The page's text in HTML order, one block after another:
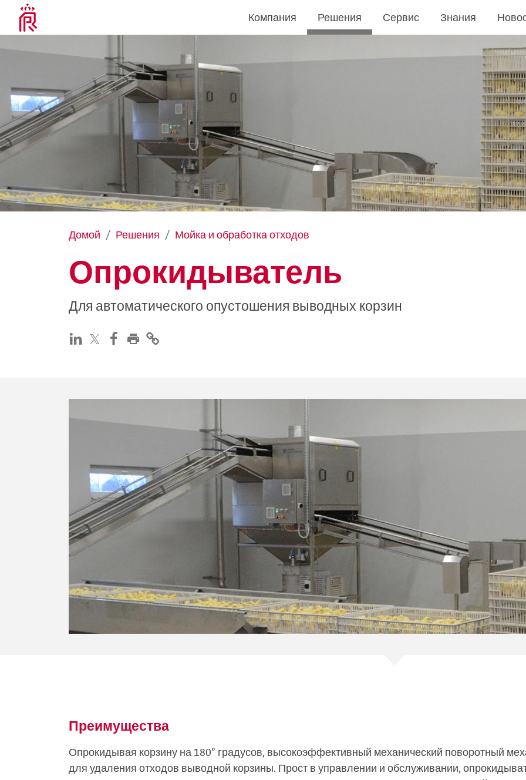
Компания Решения Сервис Знания
Домой Решения Мойка и обработка отходов
Опрокидыватель
Для автоматического опустошения выводных корзин
Преимущества
Опрокидывая корзину на 180° градусов, высокоэффективный механический поворотный
для удаления отходов выводной корзины. Прост в управлении и обслуживании,